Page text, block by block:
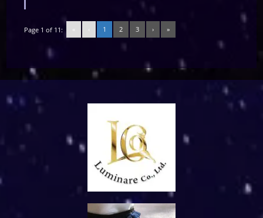
Page 1 of 11: « ‹ 1 2 3 › »